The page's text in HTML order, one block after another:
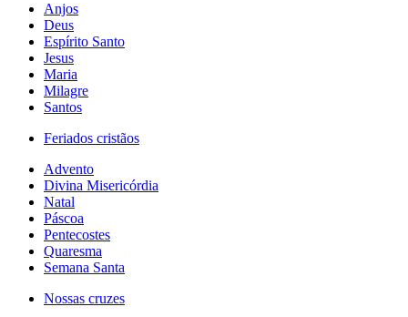
Anjos
Deus
Espírito Santo
Jesus
Maria
Milagre
Santos
Feriados cristãos
Advento
Divina Misericórdia
Natal
Páscoa
Pentecostes
Quaresma
Semana Santa
Nossas cruzes